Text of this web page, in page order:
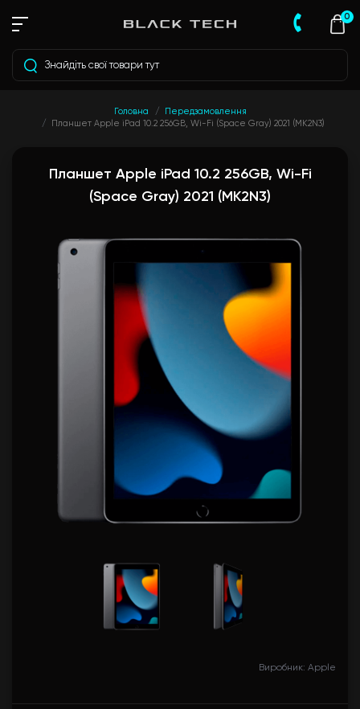
0
Головна
Передзамовлення
Планшет Apple iPad 10.2 256GB, Wi-Fi (Space Gray) 2021 (MK2N3)
Планшет Apple iPad 10.2 256GB, Wi-Fi
(Space Gray) 2021 (MK2N3)
Виробник: Apple